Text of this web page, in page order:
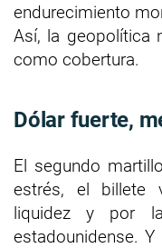
endurecimiento
Así, la geopolítica
como cobertura.
Dólar fuerte,
El segundo
estrés, el billete
liquidez y por
estadounidense.